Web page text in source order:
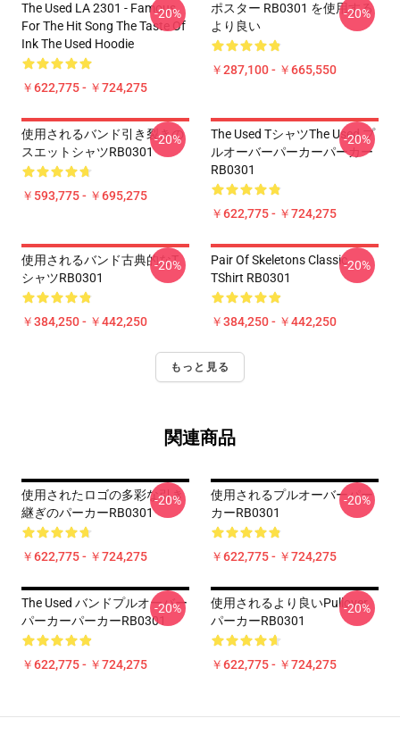
The Used LA 2301 - Famous
For The Hit Song The Taste Of
Ink The Used Hoodie
￥622,775 - ￥724,275
-20%
ポスター RB0301 を使用する
より良い
￥287,100 - ￥665,550
-20%
使用されるバンド引き裂きの
スエットシャツRB0301
￥593,775 - ￥695,275
-20%
The Used Tシャツthe Used プ
ルオーバーパーカーパーカー
RB0301
￥622,775 - ￥724,275
-20%
使用されるバンド古典的なT
シャツRB0301
￥384,250 - ￥442,250
-20%
Pair Of Skeletons Classic
TShirt RB0301
￥384,250 - ￥442,250
-20%
もっと見る
関連商品
使用されたロゴの多彩な引き
継ぎのパーカーRB0301
￥622,775 - ￥724,275
-20%
使用されるプルオーバーパー
カーRB0301
￥622,775 - ￥724,275
-20%
The Used バンドプルオーバー
パーカーパーカーRB0301
￥622,775 - ￥724,275
-20%
使用されるより良いPullover
パーカーRB0301
￥622,775 - ￥724,275
-20%